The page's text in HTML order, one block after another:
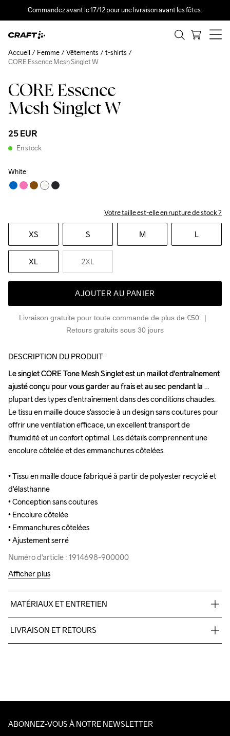
Commandez avant le 17/12 pour une livraison avant les fêtes.
CORE Essence
Mesh Singlet W
25 EUR
En stock
White
Votre taille est-elle en rupture de stock ?
XS S M L
XL 2XL
AJOUTER AU PANIER
Livraison gratuite pour toute commande de plus de €50
Retours gratuits sous 30 jours
Accueil Femme Vêtements
t-shirts
CORE Essence Mesh Singlet W
DESCRIPTION DU PRODUIT
Le singlet CORE Tone Mesh Singlet est un maillot d'entraînement
ajusté conçu pour vous garder au frais et au sec pendant la
plupart des types d'entraînement dans des conditions chaudes.
Le tissu en maille douce s'associe à un design sans coutures pour
offrir une ventilation efficace, un excellent transport de
l'humidité et un confort optimal. Les détails comprennent une
encolure côtelée et des emmanchures côtelées.
• Tissu en maille douce fabriqué à partir de polyester recyclé et
d'élasthanne
• Conception sans coutures
• Encolure côtelée
• Emmanchures côtelées
• Ajustement serré
Numéro d'article : 1914698-900000
Le singlet CORE Tone Mesh Singlet est un maillot d'entraînement
ajusté conçu pour vous garder au frais et au sec pendant la
plupart des types d'entraînement dans des conditions chaudes.
Le tissu en maille douce s'associe à un design sans coutures pour
offrir une ventilation efficace, un excellent transport de
l'humidité et un confort optimal. Les détails comprennent une
encolure côtelée et des emmanchures côtelées.
• Tissu en maille douce fabriqué à partir de polyester recyclé et
d'élasthanne
• Conception sans coutures
• Encolure côtelée
• Emmanchures côtelées
• Ajustement serré
Numéro d'article : 1914698-900000
Afficher plus
MATÉRIAUX ET ENTRETIEN
90% Polyester-Recycled
LIVRAISON ET RETOURS
ABONNEZ-VOUS À NOTRE NEWSLETTER